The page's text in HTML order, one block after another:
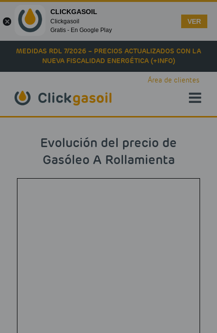
Skip to main content
MEDIDAS RDL 7/2026 – PRECIOS ACTUALIZADOS CON LA
NUEVA FISCALIDAD ENERGÉTICA (+INFO)
Área de clientes
Evolución del precio de
Gasóleo A Rollamienta
CLICKGASOIL
Clickgasoil
Gratis - En Google Play
VER